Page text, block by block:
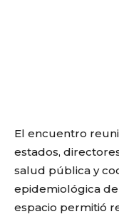
El encuentro
estados,
salud pública y
epidemiológica de
espacio permitió